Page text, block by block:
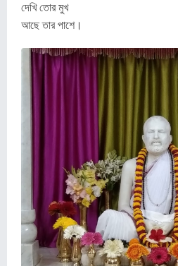
দেখি তোর মুখ
আছে তার পাশে।